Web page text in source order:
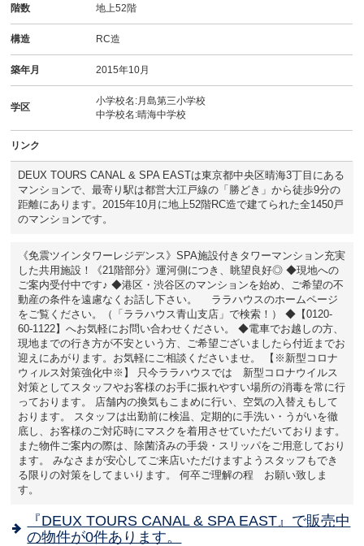
お気に入り物件
階数 地上52階
構造 RC造
築年月 2015年10月
学区
小学校名:月島第三小学校
中学校名:晴海中学校
リンク
DEUX TOURS CANAL & SPA EASTは東京都中央区晴海3丁目にある
マンションで、最寄り駅は都営大江戸線の「勝どき」から徒歩9分の
距離にあります。2015年10月に地上52階RC造で建てられた全1450戸
のマンションです。
《免震ツインタワーレジデンス》SPA施設付きタワーマンション充実
した共用施設！《21階部分》運河側につき、眺望良好◎ ◆現地への
ご案内受付中です♪ ◆港区・渋谷区のマンションを始め、ご希望の不
動産の条件を遠慮なくお話し下さい。 ララハウスのホームページ
をご覧ください。（「ララハウス青山支店」で検索！） ◆【0120-
60-1122】へお気軽にお問い合わせください。 ◆電車でお越しの方、
現地までの行き方が不安という方、ご希望ございましたら付近までお
迎えにあがります。お気軽にご相談くださいませ。 【※新型コロナ
ウィルス対策強化中※】 只今ララハウスでは 新型コロナウイルス
対策としてスタッフやお客様のお手に振れやすい場所の消毒を常に行
っております。 店舗内の換気もこまめに行い、空気の入替えもして
おります。 スタッフは出勤前に検温、定期的に手洗い・うがいを徹
底し、お客様のご対応時にマスクを着用させていただいております。
また物件ご案内の際は、除菌済みの手袋・スリッパをご用意しており
ます。 みなさまが安心してご来店いただけますようスタッフもでき
る限りの対策をしてまいります。 何卒ご理解の程 お願い致しま
す。
『DEUX TOURS CANAL & SPA EAST』で販売中
の物件が0件あります。